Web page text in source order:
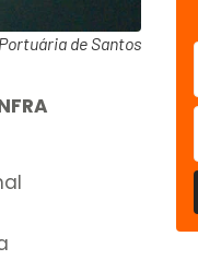
de Santos